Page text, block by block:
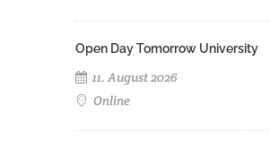
Open Day Tomorrow University
11. August 2026
Online